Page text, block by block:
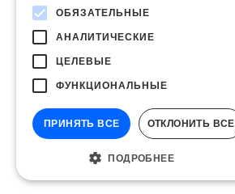
ОБЯЗАТЕЛЬНЫЕ
АНАЛИТИЧЕСКИЕ
ЦЕЛЕВЫЕ
ФУНКЦИОНАЛЬНЫЕ
ПРИНЯТЬ ВСЕ ОТКЛОНИТЬ ВСЕ
ПОДРОБНЕЕ